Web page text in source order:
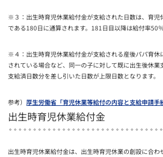
※３：出生時育児休業給付金が支給された日数は、育
である180日に通算されます。181日目以降は給付率50％
※４：出生時育児休業給付金が支給される産後パパ育休
されている場合など、同一の子に対して既に出生後休業
支給済日数分を差し引いた日数が上限日数となります。
参考）厚生労働省「育児休業等給付の内容と支給申請手
出生時育児休業給付金
出生時育児休業給付金は、出生時育児休業の創設に合わ